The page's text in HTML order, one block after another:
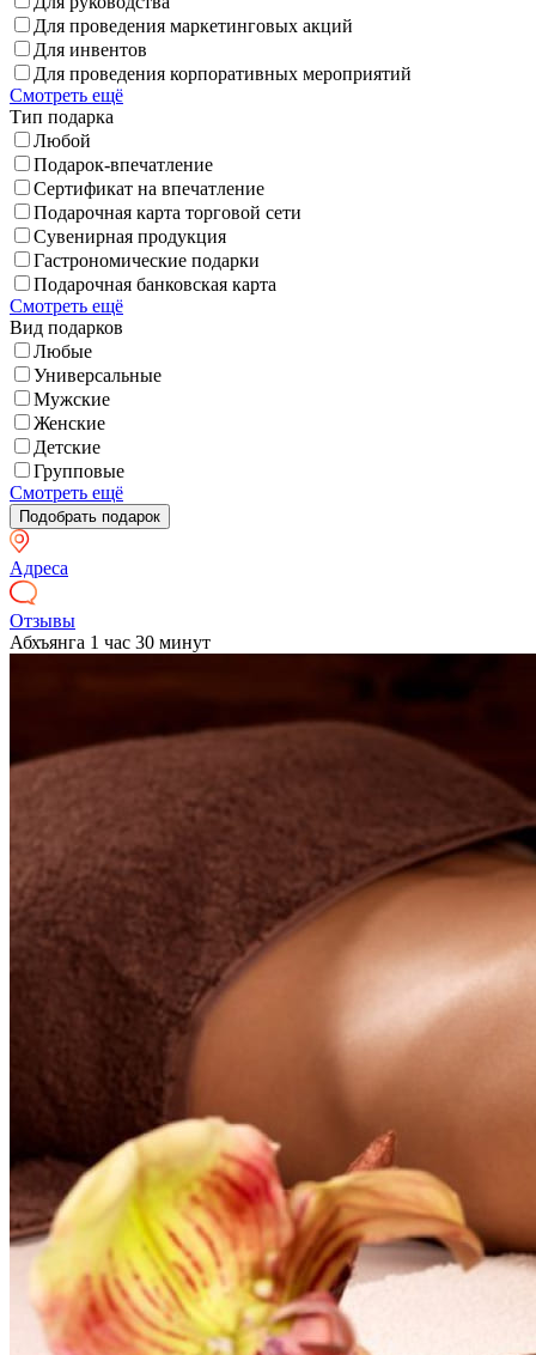
Для проведения маркетинговых акций
Для инвентов
Для проведения корпоративных мероприятий
Смотреть ещё
Тип подарка
Любой
Подарок-впечатление
Сертификат на впечатление
Подарочная карта торговой сети
Сувенирная продукция
Гастрономические подарки
Подарочная банковская карта
Смотреть ещё
Вид подарков
Любые
Универсальные
Мужские
Женские
Детские
Групповые
Смотреть ещё
Адреса
Отзывы
Абхъянга 1 час 30 минут